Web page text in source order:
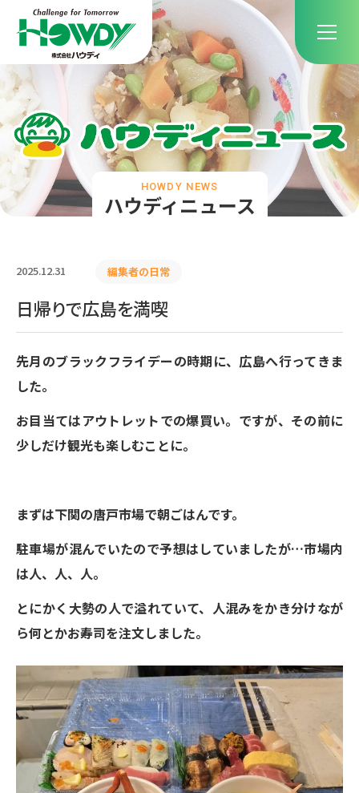
ハウディニュース
HOWDY NEWS
2025.12.31 編集者の日常
日帰りで広島を満喫
先月のブラックフライデーの時期に、広島へ行ってきま
した。
お目当てはアウトレットでの爆買い。ですが、その前に
少しだけ観光も楽しむことに。
まずは下関の唐戸市場で朝ごはんです。
駐車場が混んでいたので予想はしていましたが…市場内
は人、人、人。
とにかく大勢の人で溢れていて、人混みをかき分けなが
ら何とかお寿司を注文しました。